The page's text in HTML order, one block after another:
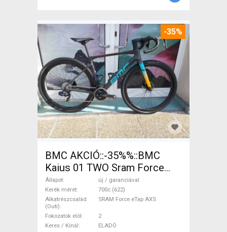
-35%
BMC AKCIÓ::-35%%::BMC
Kaius 01 TWO Sram Force
eTap(54 Gravel / CX SRAM
Force eTap AXS tárcsafék új /
garanciával ELADÓ
Állapot
új / garanciával
Kerék méret
700c (622)
Alkatrészcsalád
(Outi)
SRAM Force eTap AXS
Fokozatok elöl
2
Keres / Kínál
ELADÓ